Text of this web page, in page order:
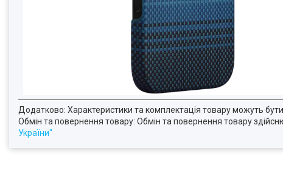
Додатково: Характеристики та комплектація товару можуть
Обмін та повернення товару: Обмін та повернення товару
України"